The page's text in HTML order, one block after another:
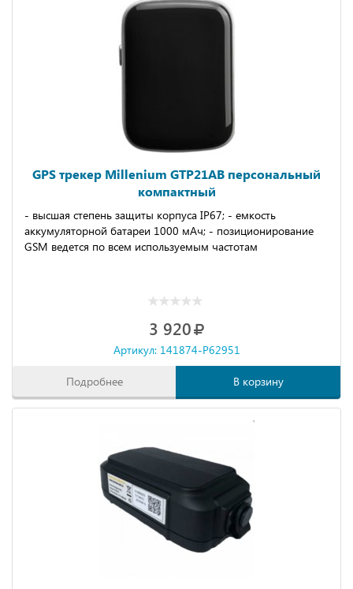
GPS трекер Millenium GTP21AB персональный
компактный
- высшая степень защиты корпуса IP67; - емкость
аккумуляторной батареи 1000 мАч; - позиционирование
GSM ведется по всем используемым частотам
3 920
Артикул: 141874-P62951
Подробнее В корзину